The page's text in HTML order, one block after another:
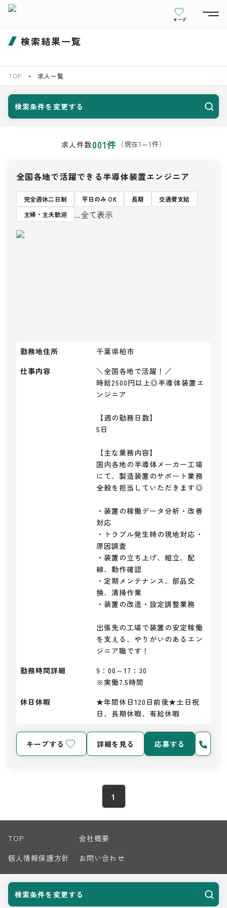
キープ
検索結果一覧
TOP 求人一覧
検索条件を変更する
検索条件を変更する
求人件数001件 （現在1 ～1件）
全国各地で活躍できる半導体装置エンジニア
完全週休二日制 平日のみ OK 長期
交通費支給
主婦・主夫歓迎
...全て表示
勤務地住所
千葉県柏市
仕事内容
＼全国各地で活躍！／
時給2500円以上◎半導体装置エ
ンジニア
【週の勤務日数】
5日
【主な業務内容】
国内各地の半導体メーカー工場
にて、製造装置のサポート業務
全般を担当していただきます◎
・装置の稼働データ分析・改善
対応
・トラブル発生時の現地対応・
原因調査
・装置の立ち上げ、組立、配
線、動作確認
・定期メンテナンス、部品交
換、清掃作業
・装置の改造・設定調整業務
出張先の工場で装置の安定稼働
を支える、やりがいのあるエン
ジニア職です！
勤務時間詳細
9：00～17：30
※実働7.5時間
休日休暇
★年間休日120日前後★土日祝
日、長期休暇、有給休暇
キープする 詳細を見る 応募する
1
TOP
会社概要
個人情報保護方針
お問い合わせ
© 2026 Harvest Biz Career.inc All Rights Reserved.